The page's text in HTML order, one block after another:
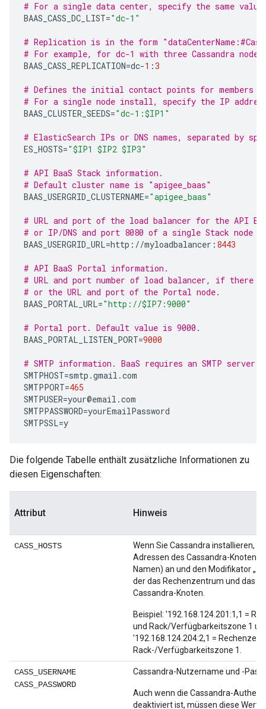
# For a single data center, specify the same value as
BAAS_CASS_DC_LIST="dc-1"
# Replication is in the form
# For example, for dc-1 with three Cassandra
BAAS_CASS_REPLICATION=dc-1 :3
# Defines the initial contact points for members
# For a single node install, specify the IP
BAAS_CLUSTER_SEEDS="dc-1:$IP1"
# ElasticSearch IPs or DNS names, separated by
ES_HOSTS="$IP1 $IP2 $IP3"
# API BaaS Stack information.
# Default cluster name is "apigee_baas"
BAAS_USERGRID_CLUSTERNAME="apigee_baas"
# URL and port of the load balancer for the API
# or IP/DNS and port 8080 of a single Stack node
BAAS_USERGRID_URL=http : //myloadbalancer : 8443
# API BaaS Portal information.
# URL and port number of load balancer, if
# or the URL and port of the Portal node.
BAAS_PORTAL_URL="http://$IP7:9000"
# Portal port. Default value is 9000.
BAAS_PORTAL_LISTEN_PORT=9000
# SMTP information. BaaS requires an SMTP server.
SMTPHOST=smtp .gmail .com
SMTPPORT=465
SMTPUSER=your@email .com
SMTPPASSWORD=yourEmailPassword
SMTPSSL=y
Die folgende Tabelle enthält zusätzliche Informationen zu
diesen Eigenschaften:
Attribut Hinweis
CASS_HOSTS
Wenn Sie Cassandra installieren,
Adressen des Cassandra-Knotens
Namen) an und den Modifikator
der das Rechenzentrum und das
Cassandra-Knoten.
Beispiel: '192.168.124.201:1,1 =
und Rack/Verfügbarkeitszone 1
'192.168.124.204:2,1 =
Rack-/Verfügbarkeitszone 1.
CASS_USERNAME
CASS_PASSWORD
Cassandra-Nutzername und -
Auch wenn die Cassandra-
deaktiviert ist, müssen diese